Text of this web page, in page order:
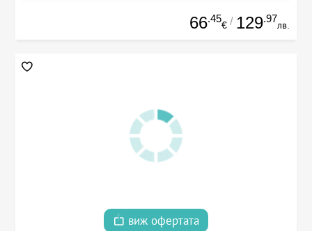
66.45
€ / 129.97
лв.
виж офертата